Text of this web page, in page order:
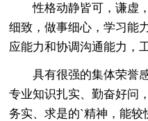
性格动静皆可，谦虚，
细致，做事细心，学习能
应能力和协调沟通能力，
具有很强的集体荣誉感
专业知识扎实、勤奋好问
务实、求是的`精神，能